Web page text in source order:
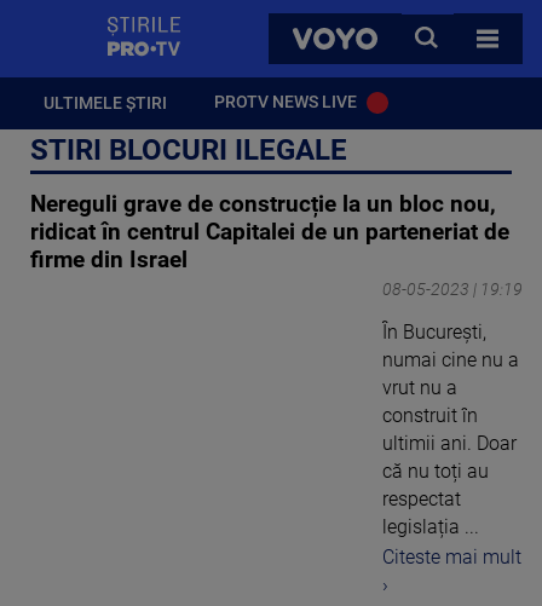
VOYO
CAUTA
TOATE
ULTIMELE ȘTIRI PROTV NEWS LIVE
STIRI BLOCURI ILEGALE
Nereguli grave de construcție la un bloc nou,
ridicat în centrul Capitalei de un parteneriat de
firme din Israel
08-05-2023 | 19:19
În București,
numai cine nu a
vrut nu a
construit în
ultimii ani. Doar
că nu toți au
respectat
legislația ...
Citeste mai mult
›